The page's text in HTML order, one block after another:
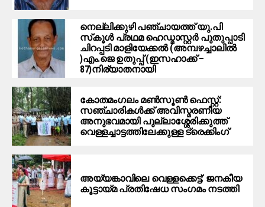
നെല്ലിക്കുഴി പഞ്ചായത്ത് യു.പി
സ്‌കൂൾ പ്രഥമ ഹെഡ്മാസ്റ്റർ പുതുപ്പാടി
ചിറപ്പടി മാളിയേക്കൽ (അമ്പഴച്ചാലിൽ
)എം.ജെ ഉതുപ്പ് (ഇസഹാക്ക് –
87)നിര്യാതനായി
കോതമംഗലം മൺസൂൺ ഫെസ്റ്റ്:
സഞ്ചാരികൾക്ക് അവിസ്മരണീയ
അനുഭവമായി പുല്ലാശ്ശേരിക്കുത്ത്
വെള്ളച്ചാട്ടത്തിലേക്കുള്ള ട്രെക്കിംഗ്
അയ്യങ്കാവിലെ വെള്ളക്കെട്ട്: ജനകീയ
കൂട്ടായ്മ പ്രതിഷേധ സംഗമം നടത്തി